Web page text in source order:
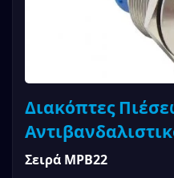
Διακόπτες
Σειρά MPB22